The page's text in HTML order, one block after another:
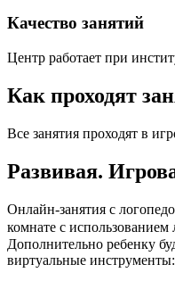
Качество занятий
Центр работает при
Как проходят
Все занятия проходят в
Развивая.
Онлайн-занятия с
комнате с
Дополнительно ребенку
виртуальные инструменты: